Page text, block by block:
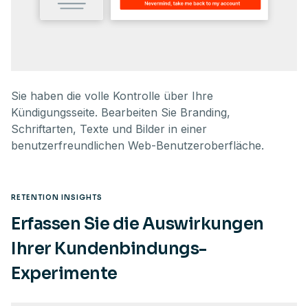
Sie haben die volle Kontrolle über Ihre
Kündigungsseite. Bearbeiten Sie Branding,
Schriftarten, Texte und Bilder in einer
benutzerfreundlichen Web-Benutzeroberfläche.
RETENTION INSIGHTS
Erfassen Sie die Auswirkungen
Ihrer Kundenbindungs-
Experimente